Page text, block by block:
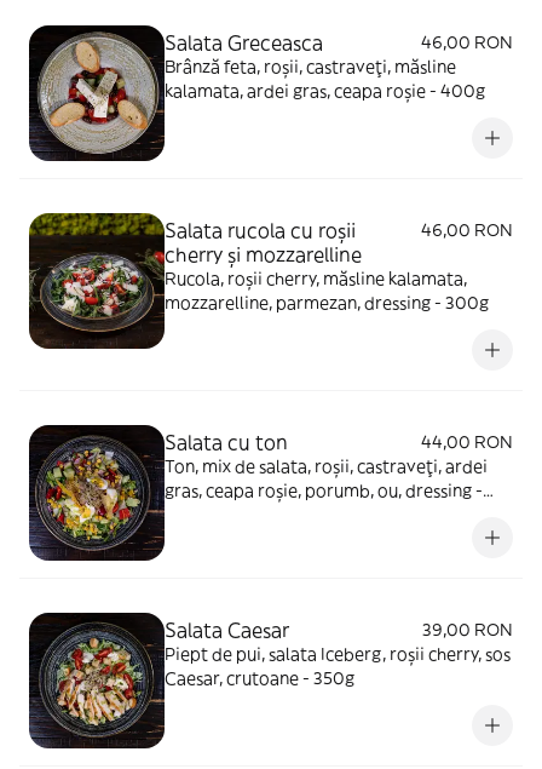
Salata Greceasca
46,00 RON
Brânză feta, roșii, castraveți, măsline
kalamata, ardei gras, ceapa roșie - 400g
Salata rucola cu roșii
cherry și mozzarelline
46,00 RON
Rucola, roșii cherry, măsline kalamata,
mozzarelline, parmezan, dressing - 300g
Salata cu ton
44,00 RON
Ton, mix de salata, roșii, castraveți, ardei
gras, ceapa roșie, porumb, ou, dressing -
Salata Caesar
39,00 RON
Piept de pui, salata Iceberg, roșii cherry, sos
Caesar, crutoane - 350g